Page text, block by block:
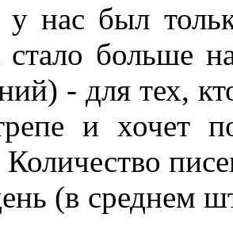
у нас был
стало больше
- для тех,
и хочет
(в среднем